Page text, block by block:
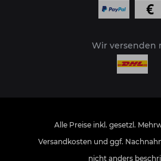
Wir versenden
Alle Preise inkl. gesetzl.
Versandkosten und ggf.
nicht anders